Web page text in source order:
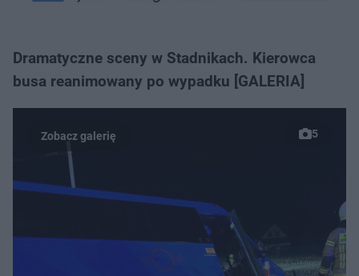
Dramatyczne sceny w Stadnikach. Kierowca
busa reanimowany po wypadku [GALERIA]
5